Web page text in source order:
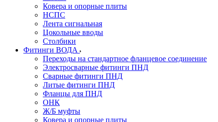
Ковера и опорные плиты
НСПС
Лента сигнальная
Цокольные вводы
Столбики
Фитинги ВОДА
Переходы на стандартное фланцевое соединение
Электросварные фитинги ПНД
Сварные фитинги ПНД
Литые фитинги ПНД
Фланцы для ПНД
ОНК
Ж/Б муфты
Ковера и опорные плиты